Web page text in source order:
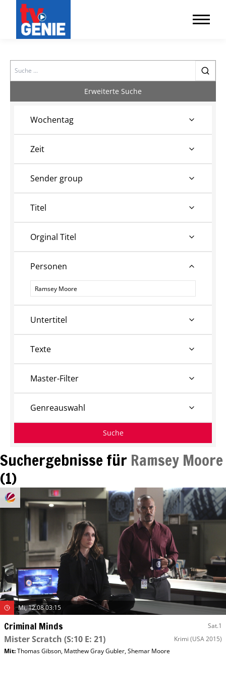
Search
Suchergebnisse für Ramsey Moore
(1)
Mi, 12.08 03:15
Criminal Minds Sat.1
Mister Scratch (S:10 E: 21) Krimi (USA 2015)
Mit:Thomas Gibson, Matthew Gray Gubler,Shemar Moore
Erweiterte Suche
Wochentag
Zeit
Sender group
Titel
Orginal Titel
Personen
Personen
Untertitel
Texte
Master-Filter
Genreauswahl
Suche